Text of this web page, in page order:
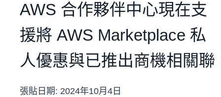
AWS 合作夥伴中心現在支
援將 AWS Marketplace 私
人優惠與已推出商機相關聯
張貼日期: 2024年10月4日